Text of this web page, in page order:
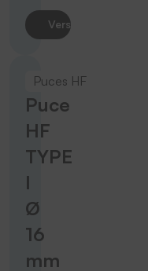
Vers le produit
Puces HF
Puce
HF
TYPE
I
Ø
16
mm